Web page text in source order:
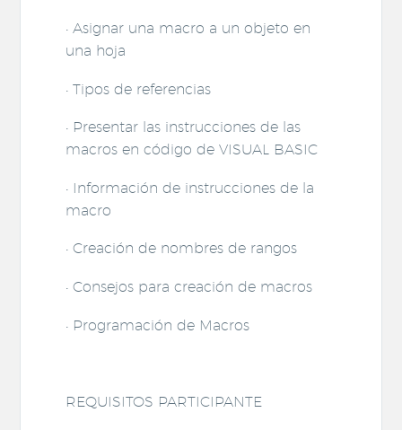
• Asignar una macro a un objeto en
una hoja
• Tipos de referencias
• Presentar las instrucciones de las
macros en código de VISUAL BASIC
• Información de instrucciones de la
macro
• Creación de nombres de rangos
• Consejos para creación de macros
• Programación de Macros
REQUISITOS PARTICIPANTE